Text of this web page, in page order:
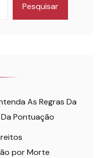
Pesquisar
As Regras Da
Pontuação
por Morte